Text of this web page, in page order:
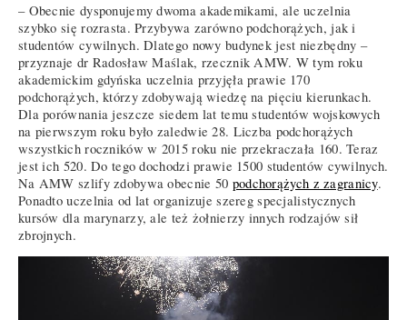
– Obecnie dysponujemy dwoma akademikami, ale uczelnia
szybko się rozrasta. Przybywa zarówno podchorążych, jak i
studentów cywilnych. Dlatego nowy budynek jest niezbędny –
przyznaje dr Radosław Maślak, rzecznik AMW. W tym roku
akademickim gdyńska uczelnia przyjęła prawie 170
podchorążych, którzy zdobywają wiedzę na pięciu kierunkach.
Dla porównania jeszcze siedem lat temu studentów wojskowych
na pierwszym roku było zaledwie 28. Liczba podchorążych
wszystkich roczników w 2015 roku nie przekraczała 160. Teraz
jest ich 520. Do tego dochodzi prawie 1500 studentów cywilnych.
Na AMW szlify zdobywa obecnie 50 podchorążych z zagranicy.
Ponadto uczelnia od lat organizuje szereg specjalistycznych
kursów dla marynarzy, ale też żołnierzy innych rodzajów sił
zbrojnych.